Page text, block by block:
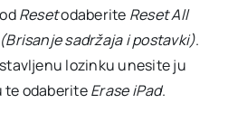
Resetodaberite Reset All
sadržaja i postavki).
lozinku unesite ju
te odaberiteErase iPad.